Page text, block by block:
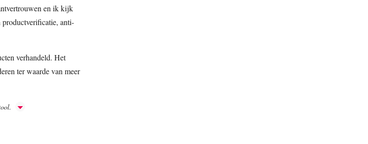
en ik kijk
productverificatie, anti-
verhandeld. Het
ter waarde van meer